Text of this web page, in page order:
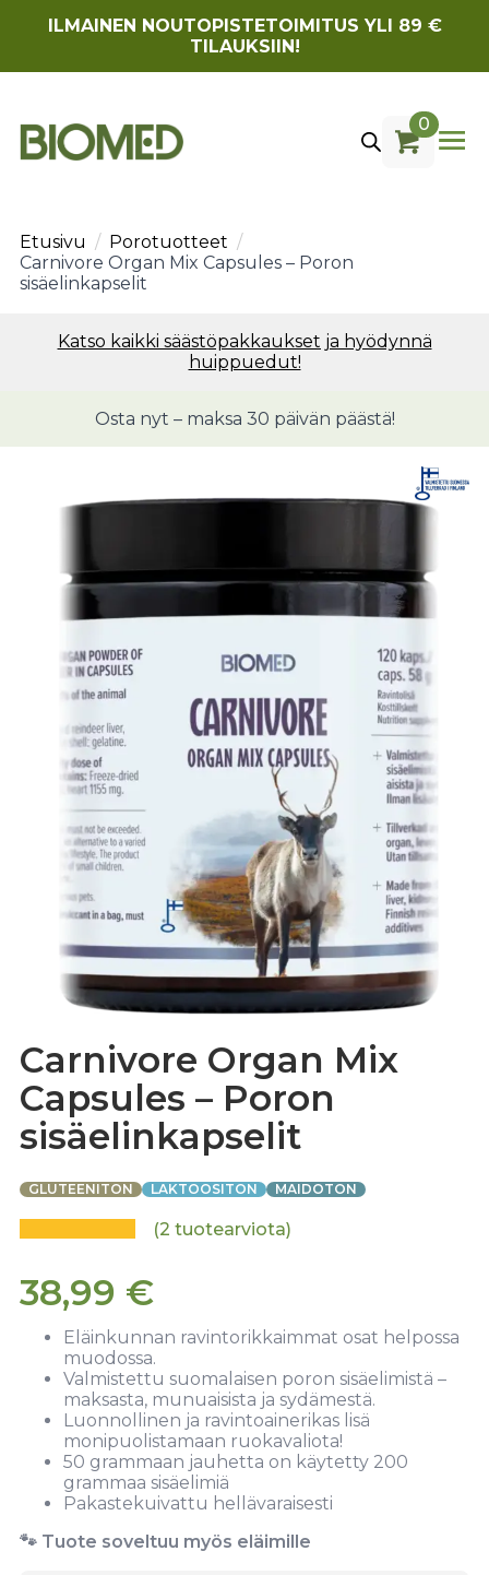
ILMAINEN NOUTOPISTETOIMITUS YLI 89 €
TILAUKSIIN!
0
Etusivu
Porotuotteet
Carnivore Organ Mix Capsules – Poron
sisäelinkapselit
Katso kaikki säästöpakkaukset ja hyödynnä
huippuedut!
Osta nyt – maksa 30 päivän päästä!
Carnivore Organ Mix
Capsules – Poron
sisäelinkapselit
GLUTEENITON LAKTOOSITON MAIDOTON
(2 tuotearviota)
38,99 €
Eläinkunnan ravintorikkaimmat osat helpossa
muodossa.
Valmistettu suomalaisen poron sisäelimistä –
maksasta, munuaisista ja sydämestä.
Luonnollinen ja ravintoainerikas lisä
monipuolistamaan ruokavaliota!
50 grammaan jauhetta on käytetty 200
grammaa sisäelimiä
Pakastekuivattu hellävaraisesti
🐾 Tuote soveltuu myös eläimille